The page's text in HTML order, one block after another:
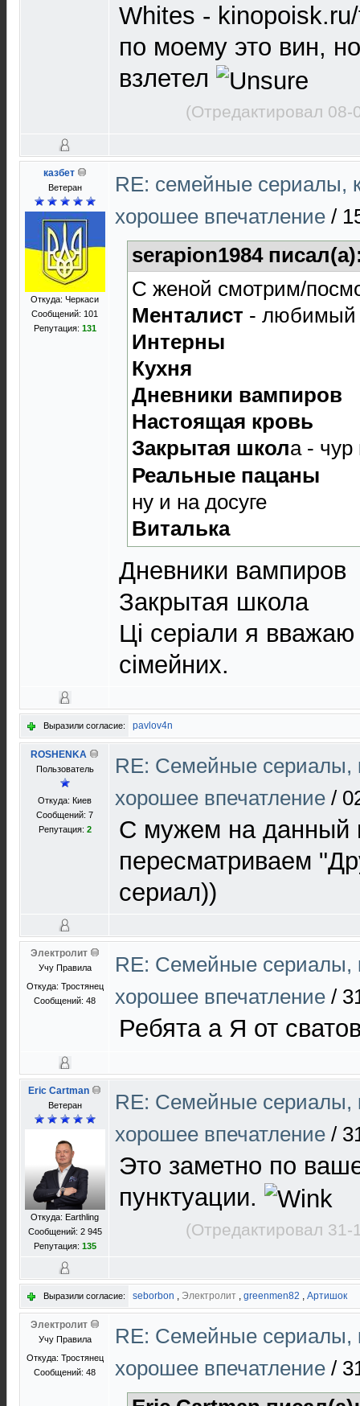
Whites -
по моему это вин,
взлетел
(Отредактировал
казбет
Ветеран
Откуда: Черкаси
Сообщений: 101
Репутация: 131
RE: семейные сериалы,
хорошее впечатление /
serapion1984
С женой смотрим/
Менталист - любимый
Интерны
Кухня
Дневники вампиров
Настоящая кровь
Закрытая школа - чур
Реальные пацаны
ну и на досуге
Виталька
Дневники вампиров
Закрытая школа
Ці серіали я
сімейних.
Выразили согласие: pavlov4n
ROSHENKA
Пользователь
Откуда: Киев
Сообщений: 7
Репутация: 2
RE: Cемейные сериалы,
хорошее впечатление /
С мужем на данный
пересматриваем
сериал))
Электролит
Учу Правила
Откуда: Тростянец
Сообщений: 48
RE: Cемейные сериалы,
хорошее впечатление /
Ребята а Я от
Eric Cartman
Ветеран
Откуда: Earthling
Сообщений: 2 945
Репутация: 135
RE: Cемейные сериалы,
хорошее впечатление /
Это заметно по
пунктуации.
(Отредактировал
Выразили согласие: seborbon , Электролит , greenmen82 , Артишок
Электролит
Учу Правила
Откуда: Тростянец
Сообщений: 48
RE: Cемейные сериалы,
хорошее впечатление /